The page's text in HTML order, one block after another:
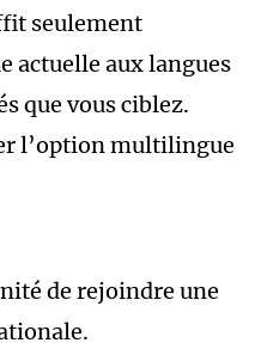
seulement
actuelle aux langues
que vous ciblez.
l’option multilingue
de rejoindre une